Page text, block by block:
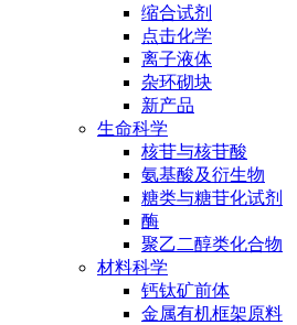
缩合试剂
点击化学
离子液体
杂环砌块
新产品
生命科学
核苷与核苷酸
氨基酸及衍生物
糖类与糖苷化试剂
酶
聚乙二醇类化合物
材料科学
钙钛矿前体
金属有机框架原料